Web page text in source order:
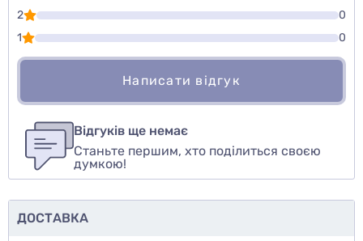
2
0
1
0
Написати відгук
авторизуйтесьили войдите
Оцінити товар
Відгуків ще немає
Станьте першим, хто поділиться своєю
думкою!
ДОСТАВКА